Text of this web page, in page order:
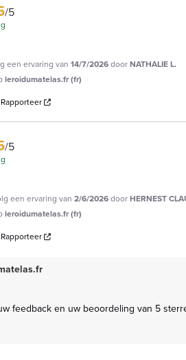
/5
een ervaring van 14/7/2026doorNATHALIE L.
leroidumatelas.fr (fr)
Rapporteer
/5
een ervaring van 2/6/2026doorHERNEST
leroidumatelas.fr (fr)
Rapporteer
feedback en uw beoordeling van 5